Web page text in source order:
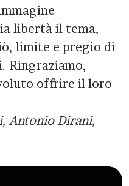
libertà il tema,
limite e pregio di
Ringraziamo,
offrire il loro
Antonio Dirani,